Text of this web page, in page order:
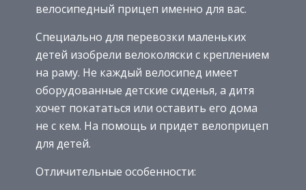
велосипедный прицеп именно для вас.
Специально для перевозки маленьких
детей изобрели велоколяски с креплением
на раму. Не каждый велосипед имеет
оборудованные детские сиденья, а дитя
хочет покататься или оставить его дома
не с кем. На помощь и придет велоприцеп
для детей.
Отличительные особенности: